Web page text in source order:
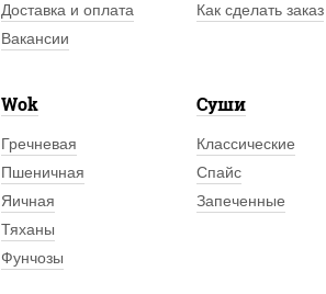
Доставка и оплата Как сделать заказ
Вакансии
Wok
Гречневая
Пшеничная
Яичная
Тяханы
Фунчозы
Суши
Классические
Спайс
Запеченные